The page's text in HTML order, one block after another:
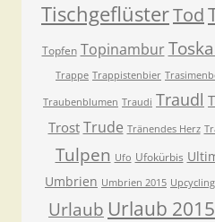
TischgeflüsterTod
Topfen Topinambur
Trappe Trappistenbier
Traubenblumen Traudi Traudl
Trost Trude Tränendes Herz
Tulpen Ufo Ufokürbis
Umbrien Umbrien 2015 Upcycling
Urlaub Urlaub 2015